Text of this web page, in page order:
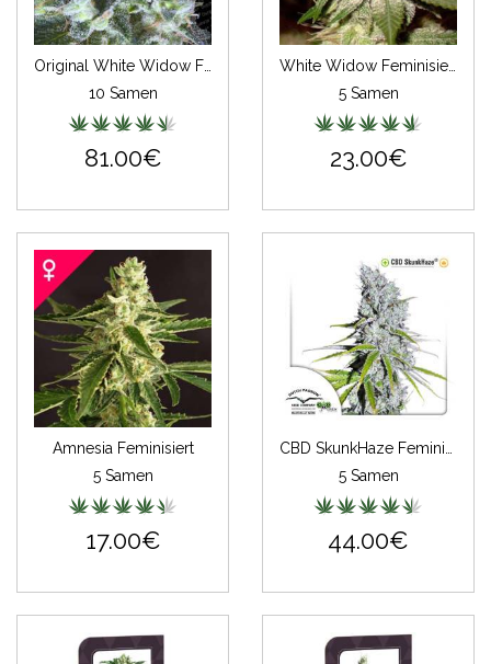
10 Samen
81.00€
5 Samen
23.00€
Amnesia Feminisiert
5 Samen
17.00€
5 Samen
44.00€